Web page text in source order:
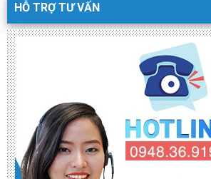
HỖ TRỢ TƯ VẤN